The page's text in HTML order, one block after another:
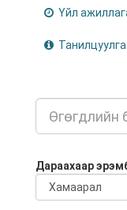
Үйл
Танилцуулга
Дараахаар